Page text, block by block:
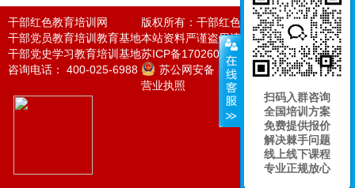
扫码入群咨询
全国培训方案
免费提供报价
解决棘手问题
线上线下课程
专业正规放心
干部红色教育培训网
干部党员教育培训教育基地
干部党史学习教育培训基地
咨询电话： 400-025-6988
版权所有：干部红色教育培训网
本站资料严谨盗用违者必究法律责任
苏ICP备17026050号-24
苏公网安备 32011302320964号
营业执照